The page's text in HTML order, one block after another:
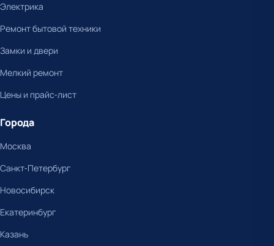
Электрика
Ремонт бытовой техники
Замки и двери
Мелкий ремонт
Цены и прайс-лист
Города
Москва
Санкт-Петербург
Новосибирск
Екатеринбург
Казань